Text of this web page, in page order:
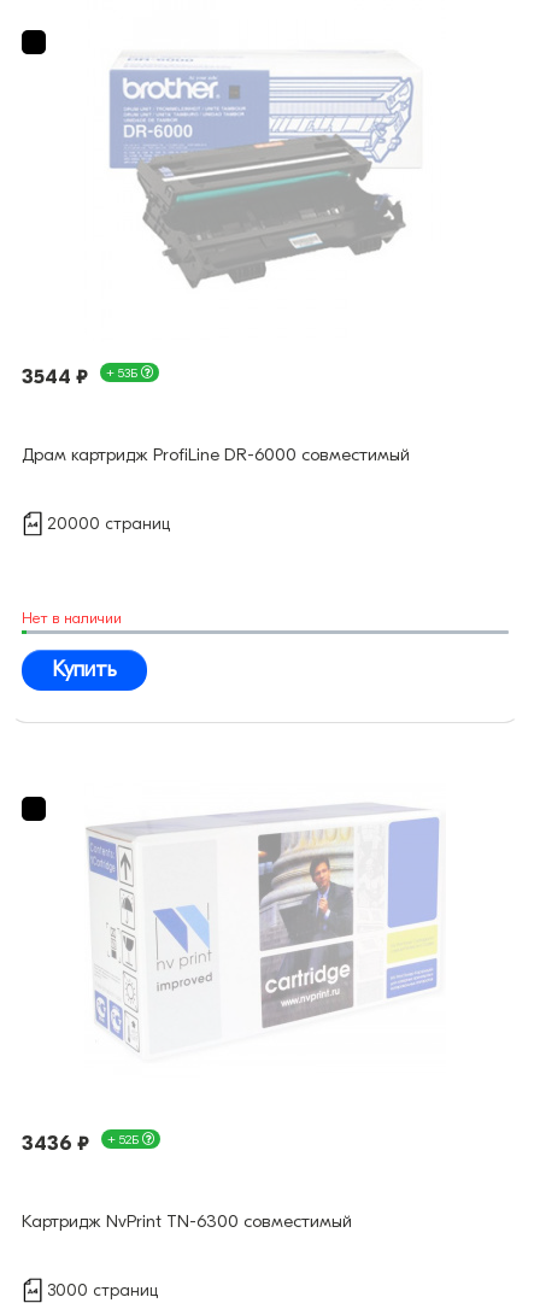
3544 ₽ + 53Б
Драм картридж ProfiLine DR-6000 совместимый
20000 страниц
Нет в наличии
Купить
3436 ₽ + 52Б
Картридж NvPrint TN-6300 совместимый
3000 страниц